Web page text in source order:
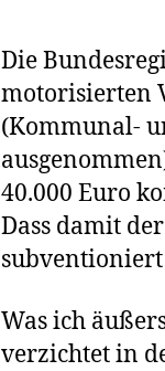
Die
motorisierten
(Kommunal-
40.000 Euro
Dass damit
Was ich
verzichtet in